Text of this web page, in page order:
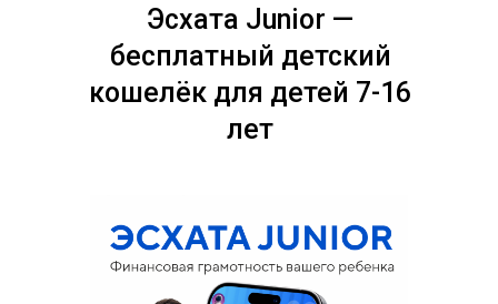
Эсхата Junior —
бесплатный детский
кошелёк для детей 7-16
лет